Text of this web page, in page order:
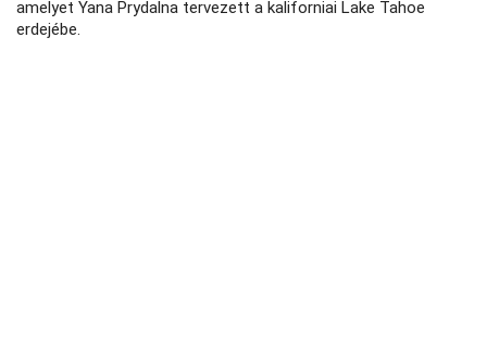
amelyet Yana Prydalna tervezett a kaliforniai Lake Tahoe
erdejébe.